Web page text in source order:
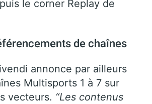
le corner Replay de
de chaînes
annonce par ailleurs
Multisports 1 à 7 sur
vecteurs. “Les contenus